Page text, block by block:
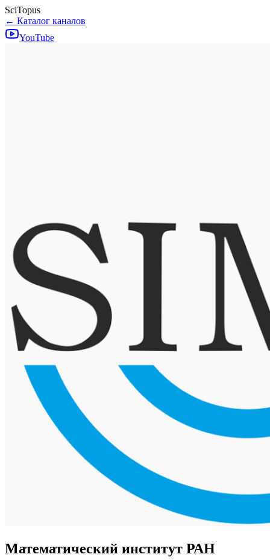
SciTopus
← Каталог каналов
YouTube
Математический институт РАН